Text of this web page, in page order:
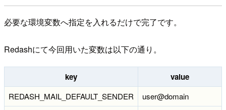
必要な環境変数へ指定を入れるだけで完了です。
Redashにて今回用いた変数は以下の通り。
key value
REDASH_MAIL_DEFAULT_SENDER user@domain